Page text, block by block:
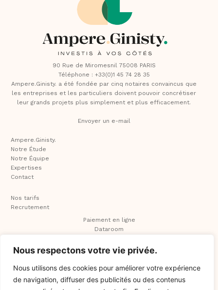
Nous respectons votre vie privée.
Nous utilisons des cookies pour améliorer votre expérience
de navigation, diffuser des publicités ou des contenus
90 Rue de Miromesnil 75008 PARIS
Téléphone : +33(0)1 45 74 28 35
Ampere.Ginisty. a été fondée par cinq notaires convaincus que
les entreprises et les particuliers doivent pouvoir concrétiser
leur grands projets plus simplement et plus efficacement.
Envoyer un e-mail
Ampere.Ginisty.
Notre Étude
Notre Équipe
Expertises
Contact
Nos tarifs
Recrutement
Paiement en ligne
Dataroom